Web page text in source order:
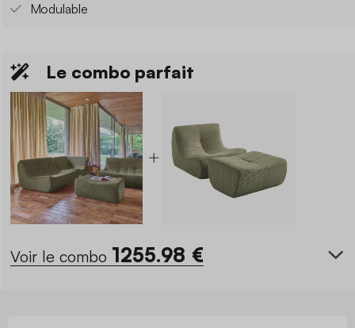
Modulable
Le combo parfait
Voir le combo 1255.98 €